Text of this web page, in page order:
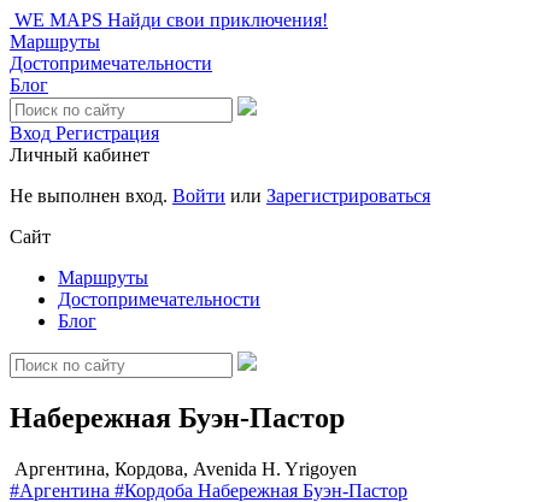
WE MAPS Найди свои приключения!
Маршруты
Достопримечательности
Блог
Вход Регистрация
Личный кабинет
Не выполнен вход. Войти или Зарегистрироваться
Сайт
Маршруты
Достопримечательности
Блог
Набережная Буэн-Пастор
Аргентина, Кордова, Avenida H. Yrigoyen
#Аргентина #Кордоба Набережная Буэн-Пастор